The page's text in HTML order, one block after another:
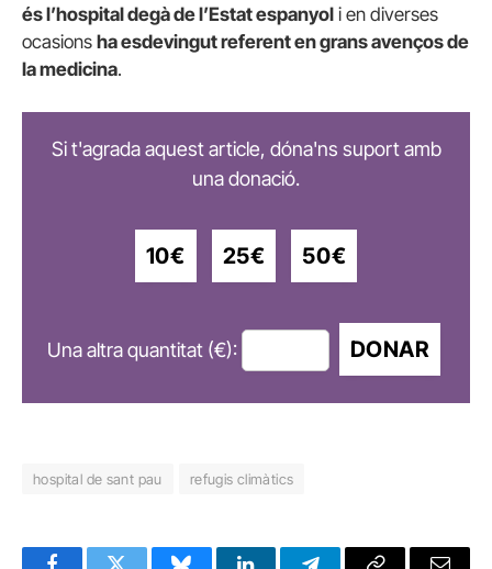
és l’hospital degà de l’Estat espanyol i en diverses
ocasions ha esdevingut referent en grans avenços de
la medicina.
Si t'agrada aquest article, dóna'ns suport amb
una donació.
10€ 25€ 50€
Una altra quantitat (€): DONAR
hospital de sant pau refugis climàtics